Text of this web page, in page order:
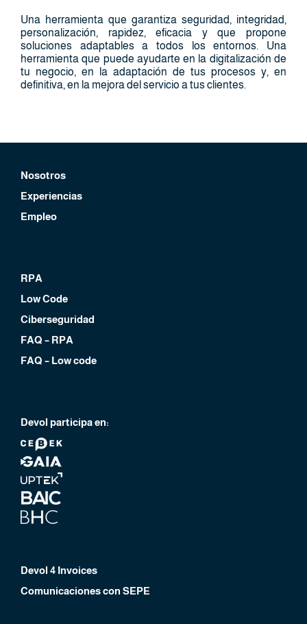
Una herramienta que garantiza seguridad, integridad,
personalización, rapidez, eficacia y que propone
soluciones adaptables a todos los entornos. Una
herramienta que puede ayudarte en la digitalización de
tu negocio, en la adaptación de tus procesos y, en
definitiva, en la mejora del servicio a tus clientes.
Nosotros
Experiencias
Empleo
RPA
Low Code
Ciberseguridad
FAQ – RPA
FAQ – Low code
Devol participa en:
Devol 4 Invoices
Comunicaciones con SEPE